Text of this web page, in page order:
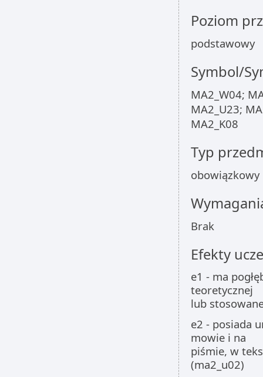
Poziom
podstawowy
Symbol/
MA2_W04;
MA2_U23;
MA2_K08
Typ
obowiązkowy
Brak
Efekty
e1 - ma
teoretycznej
lub
e2 - posiada
mowie i na
piśmie, w
(ma2_u02)